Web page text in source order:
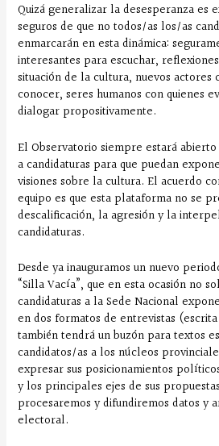
Quizá generalizar la desesperanza es
seguros de que no todos/as los/as
enmarcarán en esta dinámica:
interesantes para escuchar,
situación de la cultura, nuevos
conocer, seres humanos con quienes
dialogar propositivamente.
El Observatorio siempre estará
a candidaturas para que puedan
visiones sobre la cultura. El acuerdo
equipo es que esta plataforma no se
descalificación, la agresión y la
candidaturas.
Desde ya inauguramos un nuevo
“Silla Vacía”, que en esta ocasión no
candidaturas a la Sede Nacional
en dos formatos de entrevistas
también tendrá un buzón para textos
candidatos/as a los núcleos
expresar sus posicionamientos
y los principales ejes de sus
procesaremos y difundiremos datos y
electoral.